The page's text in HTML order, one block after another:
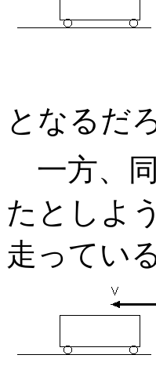
となるだ
一方、
たとしよ
走ってい